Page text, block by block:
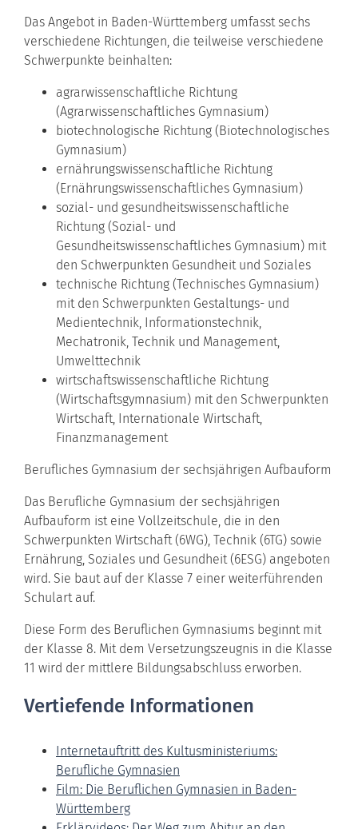
Das Angebot in Baden-Württemberg umfasst sechs
verschiedene Richtungen, die teilweise verschiedene
Schwerpunkte beinhalten:
agrarwissenschaftliche Richtung
(Agrarwissenschaftliches Gymnasium)
biotechnologische Richtung (Biotechnologisches
Gymnasium)
ernährungswissenschaftliche Richtung
(Ernährungswissenschaftliches Gymnasium)
sozial- und gesundheitswissenschaftliche
Richtung (Sozial- und
Gesundheitswissenschaftliches Gymnasium) mit
den Schwerpunkten Gesundheit und Soziales
technische Richtung (Technisches Gymnasium)
mit den Schwerpunkten Gestaltungs- und
Medientechnik, Informationstechnik,
Mechatronik, Technik und Management,
Umwelttechnik
wirtschaftswissenschaftliche Richtung
(Wirtschaftsgymnasium) mit den Schwerpunkten
Wirtschaft, Internationale Wirtschaft,
Finanzmanagement
Berufliches Gymnasium der sechsjährigen Aufbauform
Das Berufliche Gymnasium der sechsjährigen
Aufbauform ist eine Vollzeitschule, die in den
Schwerpunkten Wirtschaft (6WG), Technik (6TG) sowie
Ernährung, Soziales und Gesundheit (6ESG) angeboten
wird. Sie baut auf der Klasse 7 einer weiterführenden
Schulart auf.
Diese Form des Beruflichen Gymnasiums beginnt mit
der Klasse 8. Mit dem Versetzungszeugnis in die Klasse
11 wird der mittlere Bildungsabschluss erworben.
Vertiefende Informationen
Internetauftritt des Kultusministeriums:
Berufliche Gymnasien
Film: Die Beruflichen Gymnasien in Baden-
Württemberg